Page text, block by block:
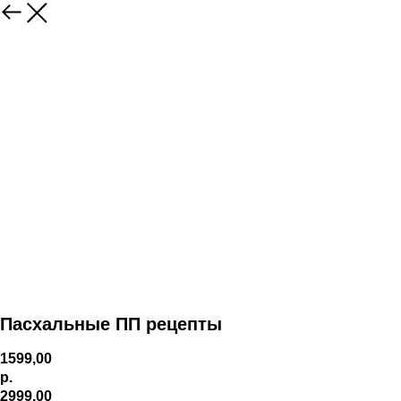
Пасхальные ПП рецепты
1599,00
р.
2999,00